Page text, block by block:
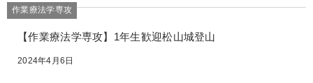
作業療法学専攻
【作業療法学専攻】1年生歓迎松山城登山
2024年4月6日